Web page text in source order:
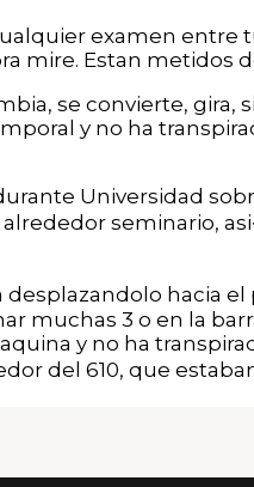
examen entre
mire. Estan metidos
se convierte,
y no ha
Universidad
seminario,
hacia
muchas 3 o en la
y no ha
del 610, que